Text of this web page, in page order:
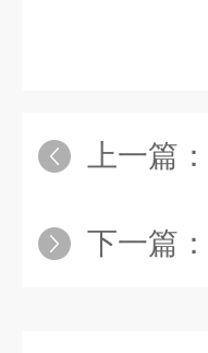
上一篇：
下一篇：